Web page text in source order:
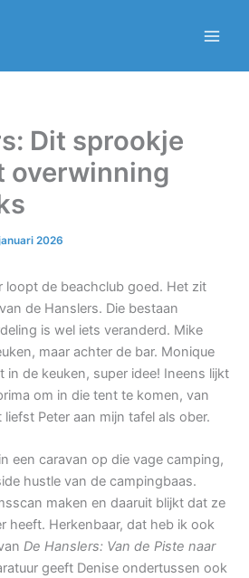
Dit sprookje
overwinning
2026
loopt de beachclub goed. Het zit
de Hanslers. Die bestaan
is wel iets veranderd. Mike
maar achter de bar. Monique
de keuken, super idee! Ineens lijkt
om in die tent te komen, van
Peter aan mijn tafel als ober.
een caravan op die vage camping,
hustle van de campingbaas.
maken en daaruit blijkt dat ze
heeft. Herkenbaar, dat heb ik ook
De Hanslers: Van de Piste naar
geeft Denise ondertussen ook